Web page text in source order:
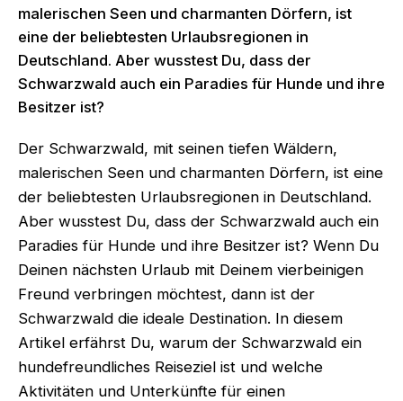
malerischen Seen und charmanten Dörfern, ist
eine der beliebtesten Urlaubsregionen in
Deutschland. Aber wusstest Du, dass der
Schwarzwald auch ein Paradies für Hunde und ihre
Besitzer ist?
Der Schwarzwald, mit seinen tiefen Wäldern,
malerischen Seen und charmanten Dörfern, ist eine
der beliebtesten Urlaubsregionen in Deutschland.
Aber wusstest Du, dass der Schwarzwald auch ein
Paradies für Hunde und ihre Besitzer ist? Wenn Du
Deinen nächsten Urlaub mit Deinem vierbeinigen
Freund verbringen möchtest, dann ist der
Schwarzwald die ideale Destination. In diesem
Artikel erfährst Du, warum der Schwarzwald ein
hundefreundliches Reiseziel ist und welche
Aktivitäten und Unterkünfte für einen